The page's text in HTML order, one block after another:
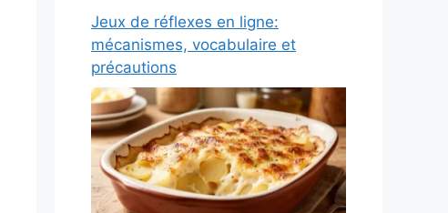
Jeux de réflexes en ligne:
mécanismes, vocabulaire et
précautions